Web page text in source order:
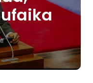
On
TMA
Yaimarisha
Huduma